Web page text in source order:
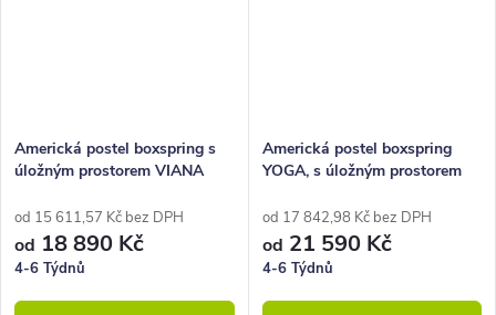
Americká postel boxspring s
úložným prostorem VIANA
od 15 611,57 Kč bez DPH
od 18 890 Kč
4-6 Týdnů
Americká postel boxspring
YOGA, s úložným prostorem
od 17 842,98 Kč bez DPH
od 21 590 Kč
4-6 Týdnů